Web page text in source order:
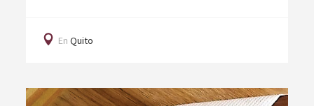
En Quito